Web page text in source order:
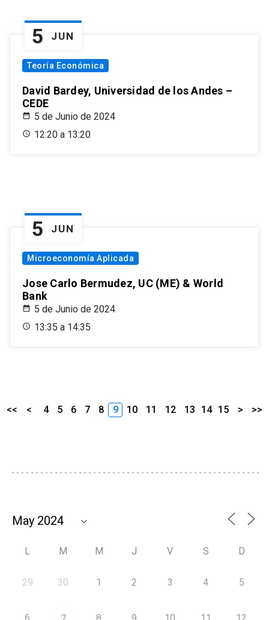
5 JUN
Teoría Económica
David Bardey, Universidad de los Andes –
CEDE
5 de Junio de 2024
12:20 a 13:20
5 JUN
Microeconomía Aplicada
Jose Carlo Bermudez, UC (ME) & World
Bank
5 de Junio de 2024
13:35 a 14:35
<< < 4 5 6 7 8 9 10 11 12 13 14 15 > >>
L M M J V S D
29 30 1 2 3 4 5